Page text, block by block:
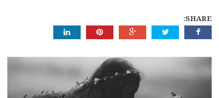
SHARE: